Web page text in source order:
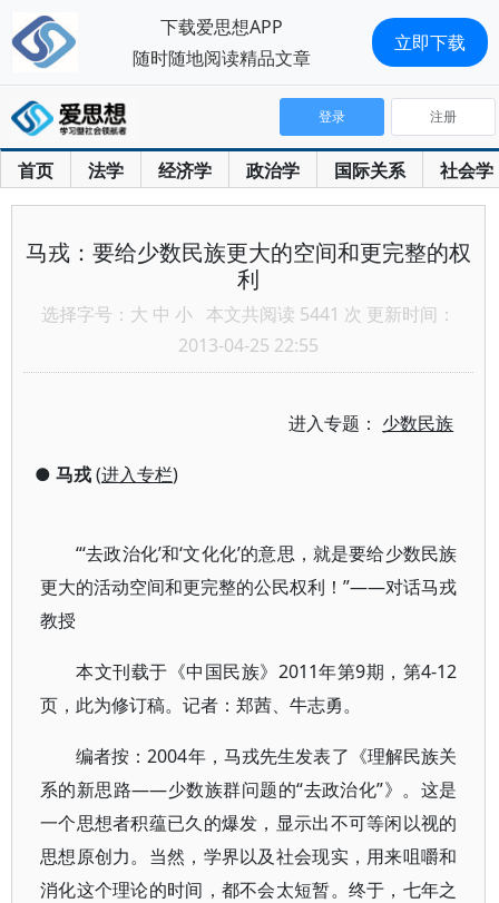
首页 法学 经济学 政治学 国际关系 社会学
登录 注册
马戎：要给少数民族更大的空间和更完整的权
利
选择字号： 大 中 小 本文共阅读 5441 次 更新时间：
2013-04-25 22:55
进入专题： 少数民族
● 马戎(进入专栏)
“‘去政治化’和‘文化化’的意思，就是要给少数民族
更大的活动空间和更完整的公民权利！”——对话马戎
教授
本文刊载于《中国民族》2011年第9期，第4-12
页，此为修订稿。记者：郑茜、牛志勇。
编者按：2004年，马戎先生发表了《理解民族关
系的新思路——少数族群问题的“去政治化”》。这是
一个思想者积蕴已久的爆发，显示出不可等闲以视的
思想原创力。当然，学界以及社会现实，用来咀嚼和
消化这个理论的时间，都不会太短暂。终于，七年之
下载爱思想APP
随时随地阅读精品文章
立即下载